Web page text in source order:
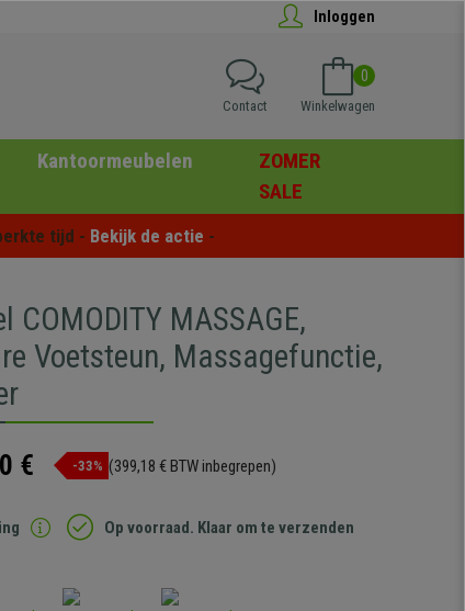
Inloggen
0
Winkelwagen
Contact
Kantoormeubelen
ZOMER
SALE
tijd - Bekijk de actie -
COMODITY MASSAGE,
Voetsteun, Massagefunctie,
€ -33% (399,18 € BTW inbegrepen)
Op voorraad. Klaar om te verzenden